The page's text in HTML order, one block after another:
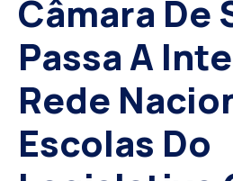
Câmara De
Passa A
Rede
Escolas Do